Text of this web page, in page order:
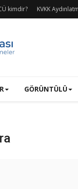
kimdir? KVKK
GÖRÜNTÜLÜ